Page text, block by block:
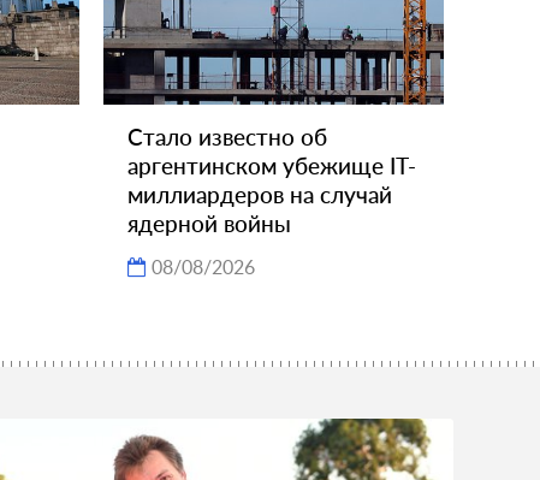
Стало известно об
аргентинском убежище IT-
миллиардеров на случай
ядерной войны
08/08/2026